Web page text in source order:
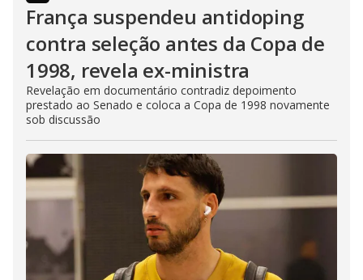
França suspendeu antidoping
contra seleção antes da Copa de
1998, revela ex-ministra
Revelação em documentário contradiz depoimento
prestado ao Senado e coloca a Copa de 1998 novamente
sob discussão